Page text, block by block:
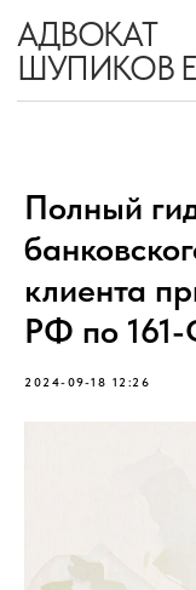
АДВОКАТ
ШУПИКОВ Е.В.
Полный
клиента
РФ по
2024-09-18 12:26